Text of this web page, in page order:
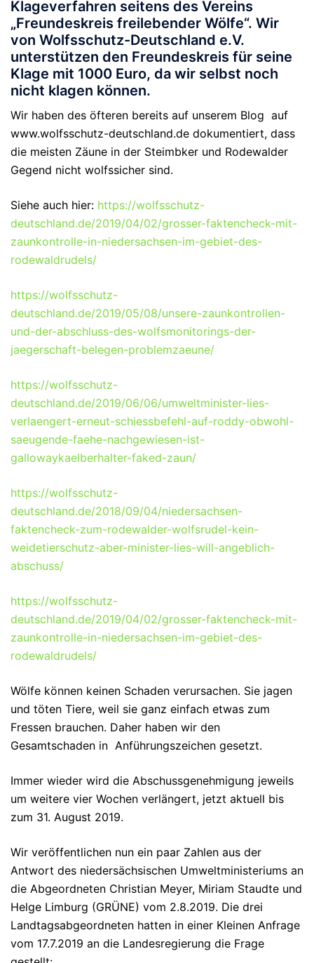
Klageverfahren seitens des Vereins
„Freundeskreis freilebender Wölfe“. Wir
von Wolfsschutz-Deutschland e.V.
unterstützen den Freundeskreis für seine
Klage mit 1000 Euro, da wir selbst noch
nicht klagen können.
Wir haben des öfteren bereits auf unserem Blog auf
www.wolfsschutz-deutschland.de dokumentiert, dass
die meisten Zäune in der Steimbker und Rodewalder
Gegend nicht wolfssicher sind.
Siehe auch hier: https://wolfsschutz-
deutschland.de/2019/04/02/grosser-faktencheck-mit-
zaunkontrolle-in-niedersachsen-im-gebiet-des-
rodewaldrudels/
https://wolfsschutz-
deutschland.de/2019/05/08/unsere-zaunkontrollen-
und-der-abschluss-des-wolfsmonitorings-der-
jaegerschaft-belegen-problemzaeune/
https://wolfsschutz-
deutschland.de/2019/06/06/umweltminister-lies-
verlaengert-erneut-schiessbefehl-auf-roddy-obwohl-
saeugende-faehe-nachgewiesen-ist-
gallowaykaelberhalter-faked-zaun/
https://wolfsschutz-
deutschland.de/2018/09/04/niedersachsen-
faktencheck-zum-rodewalder-wolfsrudel-kein-
weidetierschutz-aber-minister-lies-will-angeblich-
abschuss/
https://wolfsschutz-
deutschland.de/2019/04/02/grosser-faktencheck-mit-
zaunkontrolle-in-niedersachsen-im-gebiet-des-
rodewaldrudels/
Wölfe können keinen Schaden verursachen. Sie jagen
und töten Tiere, weil sie ganz einfach etwas zum
Fressen brauchen. Daher haben wir den
Gesamtschaden in Anführungszeichen gesetzt.
Immer wieder wird die Abschussgenehmigung jeweils
um weitere vier Wochen verlängert, jetzt aktuell bis
zum 31. August 2019.
Wir veröffentlichen nun ein paar Zahlen aus der
Antwort des niedersächsischen Umweltministeriums an
die Abgeordneten Christian Meyer, Miriam Staudte und
Helge Limburg (GRÜNE) vom 2.8.2019. Die drei
Landtagsabgeordneten hatten in einer Kleinen Anfrage
vom 17.7.2019 an die Landesregierung die Frage